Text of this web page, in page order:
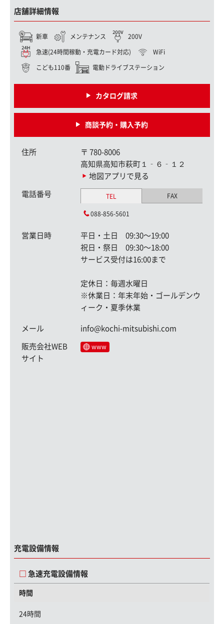
店舗詳細情報
新車 メンテナンス 200V
急速(24時間稼動・充電カード対応) WiFi
こども110番 電動ドライブステーション
カタログ請求
商談予約・購入予約
住所 〒 780-8006
高知県高知市萩町１‐６‐１２
地図アプリで見る
電話番号 TEL FAX
088-856-5601
営業日時
平日・土日 09:30〜19:00
祝日・祭日 09:30〜18:00
サービス受付は16:00まで
定休日：毎週水曜日
※休業日：年末年始・ゴールデンウ
ィーク・夏季休業
メール info@kochi-mitsubishi.com
販売会社WEB
サイト
www
充電設備情報
急速充電設備情報
時間
24時間